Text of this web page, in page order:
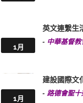
1月
英文連繫
- 中華基督
1月
建設國際
- 路德會聖十